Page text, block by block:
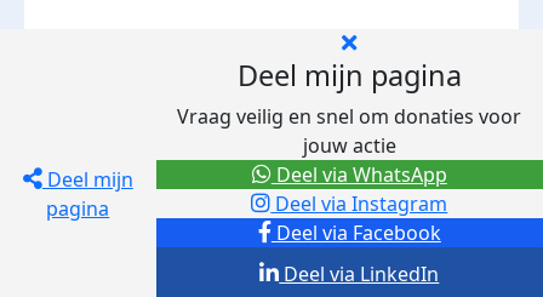
Deel mijn
pagina
Deel mijn pagina
Vraag veilig en snel om donaties voor
jouw actie
Deel via Facebook
Deel via Instagram
Deel via LinkedIn
Deel via WhatsApp